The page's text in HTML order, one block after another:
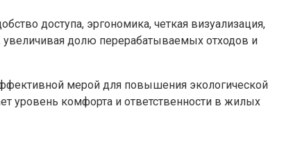
доступа, эргономика, четкая визуализация,
долю перерабатываемых отходов и
мерой для повышения экологической
уровень комфорта и ответственности в жилых